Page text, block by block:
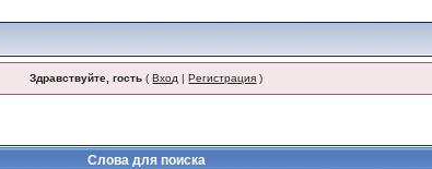
Здравствуйте, гость (Вход |Регистрация )
Слова для поиска